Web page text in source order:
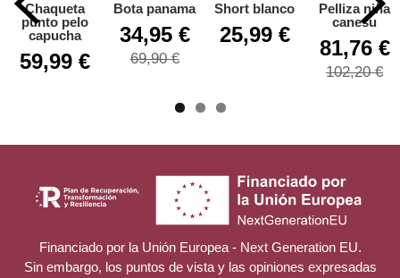
Chaqueta
punto pelo
capucha
59,99 €
Bota panama
34,95 €
69,90 €
Short blanco
25,99 €
Pelliza niña
canesu
81,76 €
102,20 €
Financiado por la Unión Europea - Next Generation EU.
Sin embargo, los puntos de vista y las opiniones expresadas